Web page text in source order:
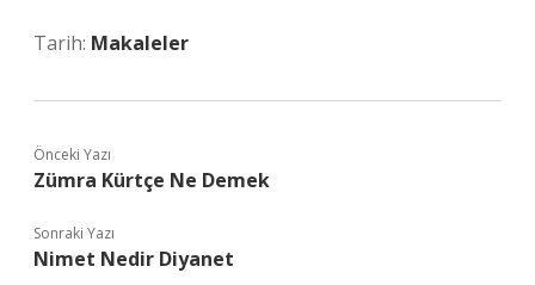
Tarih: Makaleler
Önceki Yazı
Zümra Kürtçe Ne Demek
Sonraki Yazı
Nimet Nedir Diyanet